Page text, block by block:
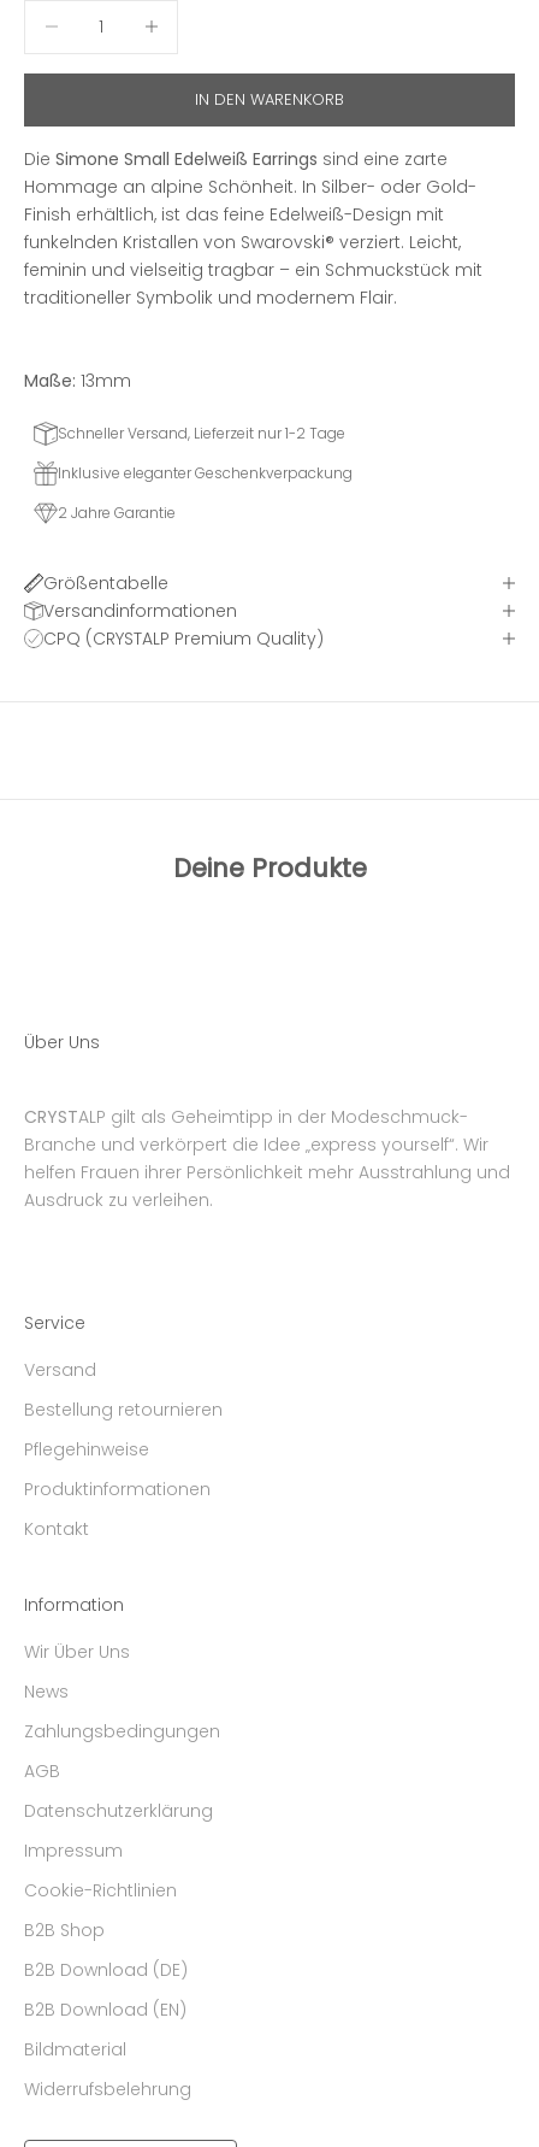
IN DEN WARENKORB
Die Simone Small Edelweiß Earrings sind eine zarte
Hommage an alpine Schönheit. In Silber- oder Gold-
Finish erhältlich, ist das feine Edelweiß-Design mit
funkelnden Kristallen von Swarovski® verziert. Leicht,
feminin und vielseitig tragbar – ein Schmuckstück mit
traditioneller Symbolik und modernem Flair.
Maße: 13mm
Schneller Versand, Lieferzeit nur 1-2 Tage
Inklusive eleganter Geschenkverpackung
2 Jahre Garantie
Größentabelle
Versandinformationen
CPQ (CRYSTALP Premium Quality)
Deine Produkte
Über Uns
CRYSTALP gilt als Geheimtipp in der Modeschmuck-
Branche und verkörpert die Idee „express yourself“. Wir
helfen Frauen ihrer Persönlichkeit mehr Ausstrahlung und
Ausdruck zu verleihen.
Service
Versand
Bestellung retournieren
Pflegehinweise
Produktinformationen
Kontakt
Information
Wir Über Uns
News
Zahlungsbedingungen
AGB
Datenschutzerklärung
Impressum
Cookie-Richtlinien
B2B Shop
B2B Download (DE)
B2B Download (EN)
Bildmaterial
Widerrufsbelehrung